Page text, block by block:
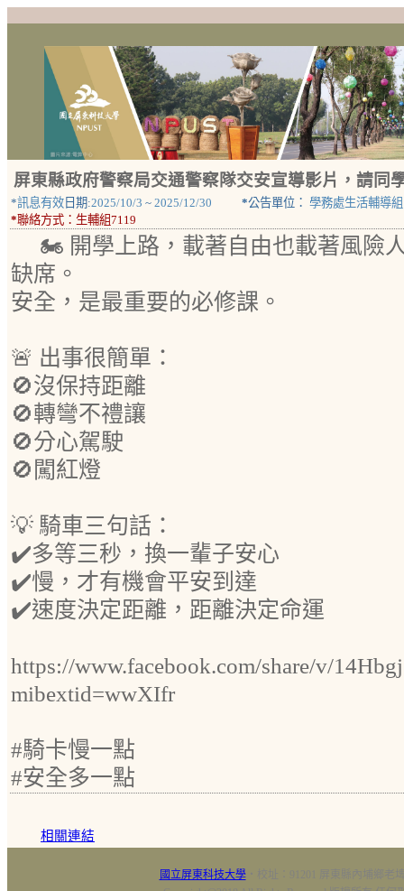
屏東縣政府警察局交通警察隊交安宣導影片，請同
*訊息有效 日期:2025/10/3 ~ 2025/12/30 *公告單位： 學務處生活輔導組
*聯絡方式： 生輔組7119
🏍️ 開學上路，載著自由也載著風險
缺席。
安全，是最重要的必修課。
🚨 出事很簡單：
🚫沒保持距離
🚫轉彎不禮讓
🚫分心駕駛
🚫闖紅燈
💡 騎車三句話：
✔️多等三秒，換一輩子安心
✔️慢，才有機會平安到達
✔️速度決定距離，距離決定命運
https://www.facebook.com/share/v/
mibextid=wwXIfr
#騎卡慢一點
#安全多一點
相關連結
國立屏東科技大學‧校址：91201 屏東縣內埔鄉老